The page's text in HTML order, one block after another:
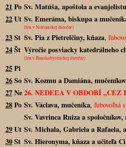
21Po Sv. Matúša, apoštola a evanjelistu
22Ut Sv. Emeráma, biskupa a
(len v Nitrianskej diecéze)
23St Sv. Pia z Pietrelčiny, kňaza,
24Št Výročie posviacky katedrálneho
(len v Banskobystrickej diecéze)
25Pi
26So Sv. Kozmu a Damiána, mučeníkov
27Ne26. NEDEĽA V OBDOBÍ „CEZ
28Po Sv. Václava, mučeníka, ľubovoľná
Sv. Vavrinca Ruiza a spoločníkov,
29Ut Sv. Michala, Gabriela a Rafaela,
30St Sv. Hieronyma, kňaza a učiteľa